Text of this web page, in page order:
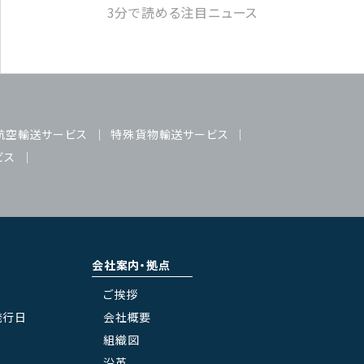
3分で読める注目ニュース
空輸送サービス
特殊貨物輸送サービス
日
会社案内・拠点
ご挨拶
会社概要
組織図